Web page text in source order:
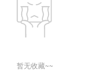
暂无收藏~~